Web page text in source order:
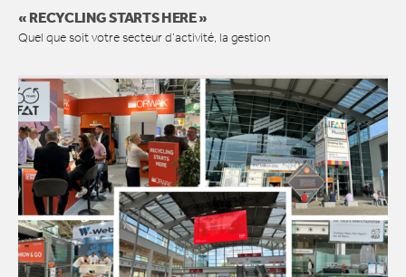
« RECYCLING STARTS HERE »
Quel que soit votre secteur d’activité, la gestion